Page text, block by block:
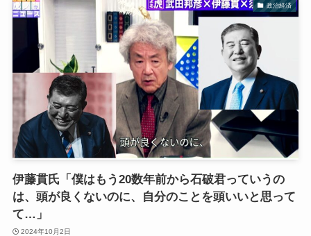
政治経済
伊藤貫氏「僕はもう20数年前から石破君っていうの
は、頭が良くないのに、自分のことを頭いいと思って
て…」
2024年10月2日